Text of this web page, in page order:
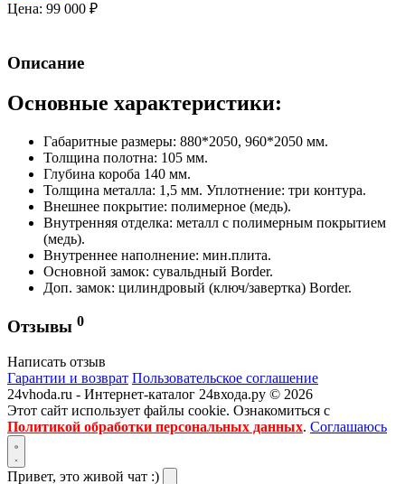
Цена: 99 000 ₽
Описание
Основные характеристики:
Габаритные размеры: 880*2050, 960*2050 мм.
Толщина полотна: 105 мм.
Глубина короба 140 мм.
Толщина металла: 1,5 мм. Уплотнение: три контура.
Внешнее покрытие: полимерное (медь).
Внутренняя отделка: металл с полимерным покрытием
(медь).
Внутреннее наполнение: мин.плита.
Основной замок: сувальдный Border.
Доп. замок: цилиндровый (ключ/завертка) Border.
Отзывы 0
Написать отзыв
Гарантии и возврат Пользовательское соглашение
24vhoda.ru - Интернет-каталог 24входа.ру © 2026
Этот сайт использует файлы cookie. Ознакомиться с
Политикой обработки персональных данных. Соглашаюсь
Привет, это живой чат :)